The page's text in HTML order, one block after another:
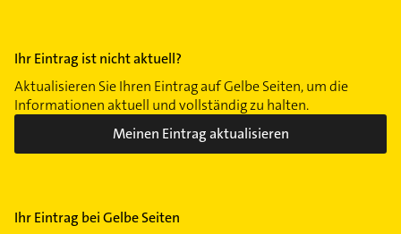
Ihr Eintrag ist nicht aktuell?
Aktualisieren Sie Ihren Eintrag auf Gelbe Seiten, um die
Informationen aktuell und vollständig zu halten.
Meinen Eintrag aktualisieren
Ihr Eintrag bei Gelbe Seiten